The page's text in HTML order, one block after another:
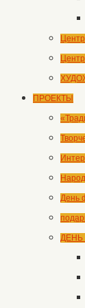
ПРОЕКТЫ
День
ДЕНЬ